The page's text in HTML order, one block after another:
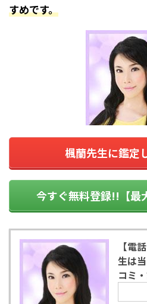
すめです。
楓蘭先生に鑑定
今すぐ無料登録!!【最
【電
生は
コミ